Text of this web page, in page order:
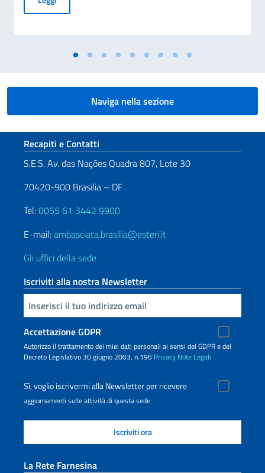
Naviga nella sezione
Sezione footer
Recapiti e Contatti
S.E.S. Av. das Nações Quadra 807, Lote 30
70420-900 Brasilia – DF
Tel:0055 61 3442 9900
E-mail:ambasciata.brasilia@esteri.it
Gli uffici della sede
Iscriviti alla nostra Newsletter
Inserisci la tua email
Accettazione GDPR
Autorizzo il trattamento dei miei dati personali ai sensi del GDPR e del
Decreto Legislativo 30 giugno 2003, n.196 Privacy Note Legali
Sì, voglio iscrivermi alla Newsletter per ricevere
aggiornamenti sulle attività di questa sede
La Rete Farnesina